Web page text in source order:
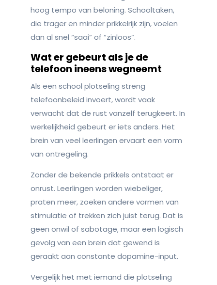
hoog tempo van beloning. Schooltaken,
die trager en minder prikkelrijk zijn, voelen
dan al snel “saai” of “zinloos”.
Wat er gebeurt als je de
telefoon ineens wegneemt
Als een school plotseling streng
telefoonbeleid invoert, wordt vaak
verwacht dat de rust vanzelf terugkeert. In
werkelijkheid gebeurt er iets anders. Het
brein van veel leerlingen ervaart een vorm
van ontregeling.
Zonder de bekende prikkels ontstaat er
onrust. Leerlingen worden wiebeliger,
praten meer, zoeken andere vormen van
stimulatie of trekken zich juist terug. Dat is
geen onwil of sabotage, maar een logisch
gevolg van een brein dat gewend is
geraakt aan constante dopamine-input.
Vergelijk het met iemand die plotseling